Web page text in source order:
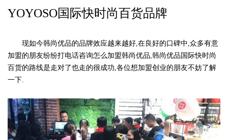
YOYOSO国际快时尚百货品牌
现如今韩尚优品的品牌效应越来越好,在良好的口碑中,众多有意
加盟的朋友纷纷打电话咨询怎么加盟韩尚优品,韩尚优品国际快时尚
百货的路线是走对了也走的很成功,各位想加盟创业的朋友不妨了解
一下.